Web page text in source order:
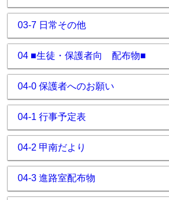
03-7 日常その他
04 ■生徒・保護者向 配布物■
04-0 保護者へのお願い
04-1 行事予定表
04-2 甲南だより
04-3 進路室配布物